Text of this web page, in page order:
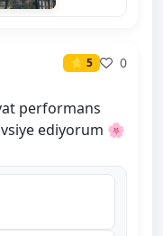
⭐ 5
0
performans
ediyorum 🌸